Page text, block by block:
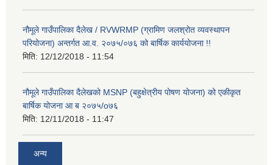
नौमूले गाउँपालिका दैलेख / RVWRMP (ग्रामिण जलश्रोत व्यवस्थापन
परियोजना) अन्तर्गत आ.व. २०७५/०७६ को बार्षिक कार्ययोजना !!
मिति: 12/12/2018 - 11:54
नौमूले गाउँपालिका दैलेखको MSNP (बहुक्षेत्रीय पोषण योजना) को एकीकृत
बार्षिक योजना आ ब २०७५/o७६
मिति: 12/11/2018 - 11:47
अन्य